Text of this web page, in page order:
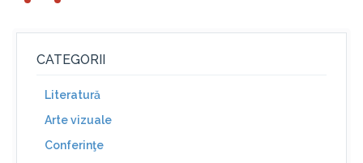
CATEGORII
Literatură
Arte vizuale
Conferinţe